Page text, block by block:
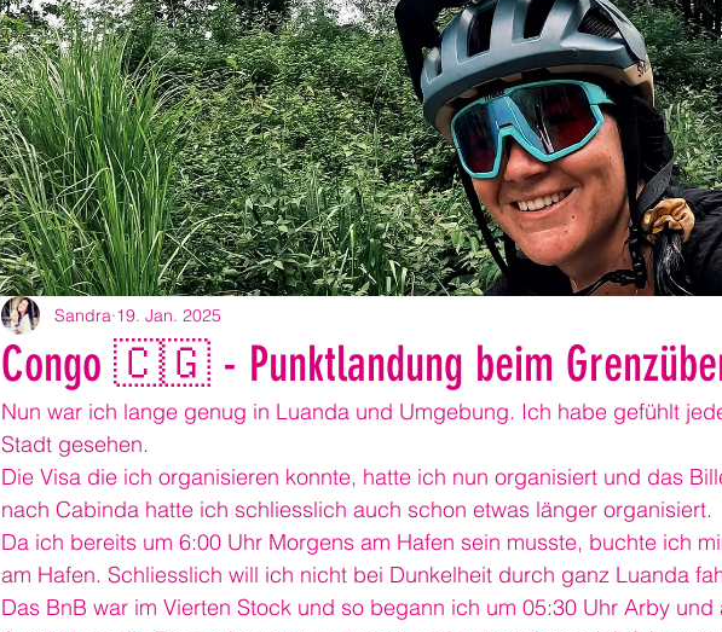
Congo 🇨🇬 - Punktlandung beim
Sandra 19. Jan. 2025
Nun war ich lange genug in Luanda und Umgebung. Ich habe gefühlt
Stadt gesehen.
Die Visa die ich organisieren konnte, hatte ich nun organisiert und das
nach Cabinda hatte ich schliesslich auch schon etwas länger organisiert.
Da ich bereits um 6:00 Uhr Morgens am Hafen sein musste, buchte ich
am Hafen. Schliesslich will ich nicht bei Dunkelheit durch ganz Luanda
Das BnB war im Vierten Stock und so begann ich um 05:30 Uhr Arby und